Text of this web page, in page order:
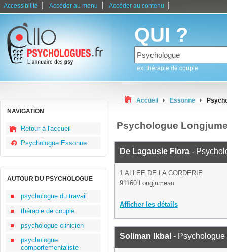
Accessibilité Accéder au menu Accéder au contenu
QUI ?
ex: thérapie de couple
NAVIGATION
Retour à l'accueil
Psychologue Essonne
AUTOUR DU PSYCHOLOGUE
psychologue du travail
thérapie de couple
psychologue clinicien
psychologue
comportementaliste
Accueil Essonne
Psychologue
De Lagausie Flora -
1 ALLEE DE LA CORDERIE
91160 Longjumeau
Afficher les détails
Soliman Ikbal - Psychologue